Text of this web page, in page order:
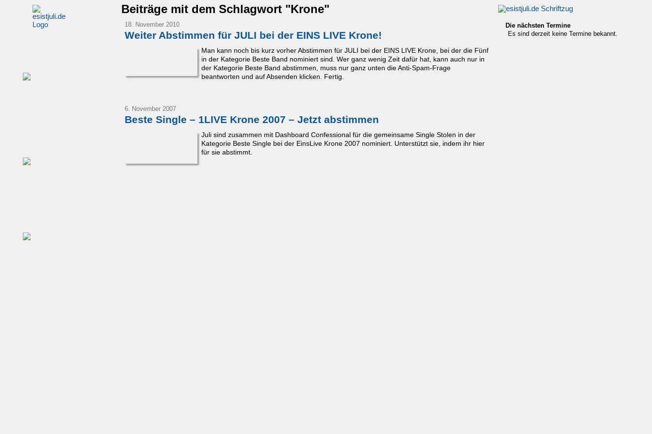
Beiträge mit dem Schlagwort "Krone"
18. November 2010
Weiter Abstimmen für JULI bei der EINS LIVE Krone!
Man kann noch bis kurz vorher Abstimmen für JULI bei der EINS LIVE Krone, bei der die Fünf
in der Kategorie Beste Band nominiert sind. Wer ganz wenig Zeit dafür hat, kann auch nur in
der Kategorie Beste Band abstimmen, muss nur ganz unten die Anti-Spam-Frage
beantworten und auf Absenden klicken. Fertig.
6. November 2007
Beste Single – 1LIVE Krone 2007 – Jetzt abstimmen
Juli sind zusammen mit Dashboard Confessional für die gemeinsame Single Stolen in der
Kategorie Beste Single bei der EinsLive Krone 2007 nominiert. Unterstützt sie, indem ihr hier
für sie abstimmt.
Die nächsten Termine
Es sind derzeit keine Termine bekannt.